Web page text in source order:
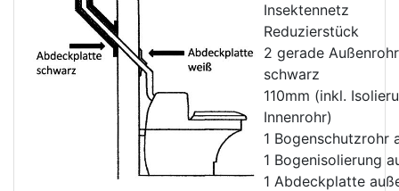
Insektennetz
Reduzierstück
2 gerade
schwarz
110mm (inkl.
Innenrohr)
1 Bogenschutzrohr
1 Bogenisolierung
1 Abdeckplatte